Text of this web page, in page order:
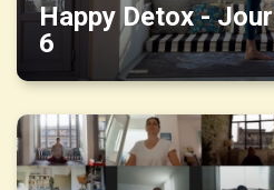
Happy Detox - Jour
6